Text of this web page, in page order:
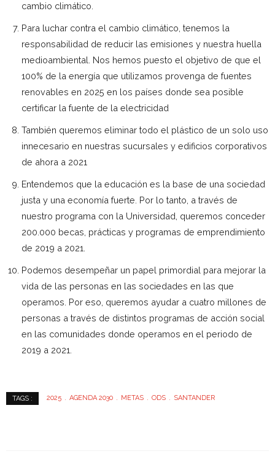
cambio climático.
Para luchar contra el cambio climático, tenemos la
responsabilidad de reducir las emisiones y nuestra huella
medioambiental. Nos hemos puesto el objetivo de que el
100% de la energía que utilizamos provenga de fuentes
renovables en 2025 en los países donde sea posible
certificar la fuente de la electricidad
También queremos eliminar todo el plástico de un solo uso
innecesario en nuestras sucursales y edificios corporativos
de ahora a 2021
Entendemos que la educación es la base de una sociedad
justa y una economía fuerte. Por lo tanto, a través de
nuestro programa con la Universidad, queremos conceder
200.000 becas, prácticas y programas de emprendimiento
de 2019 a 2021.
Podemos desempeñar un papel primordial para mejorar la
vida de las personas en las sociedades en las que
operamos. Por eso, queremos ayudar a cuatro millones de
personas a través de distintos programas de acción social
en las comunidades donde operamos en el periodo de
2019 a 2021.
TAGS : 2025 AGENDA 2030 METAS ODS SANTANDER